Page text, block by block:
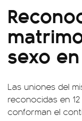
sexo
Las uniones del
reconocidas en
conforman el